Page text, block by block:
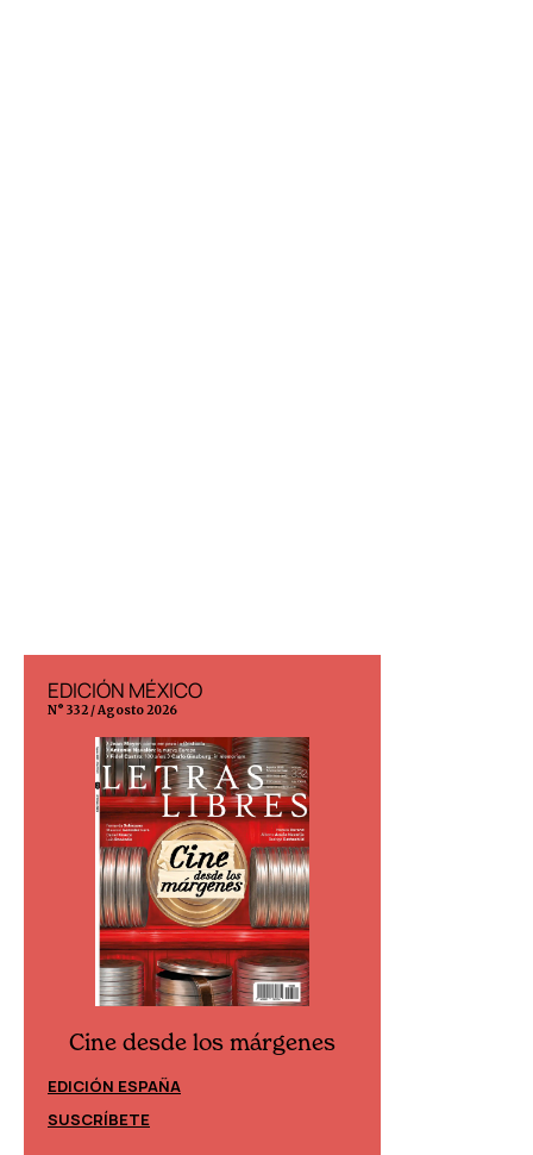
EDICIÓN MÉXICO
N° 332 / Agosto 2026
Cine desde los márgenes
EDICIÓN ESPAÑA
SUSCRÍBETE